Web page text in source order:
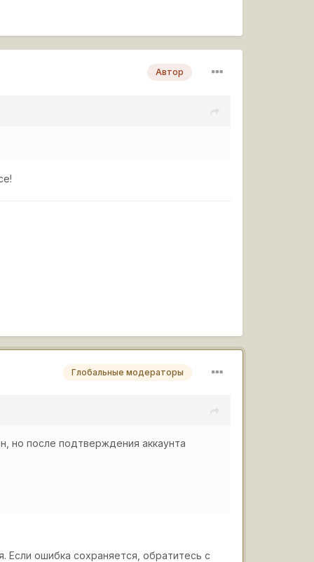
Автор
Глобальные модераторы
но после подтверждения аккаунта
Если ошибка сохраняется, обратитесь с